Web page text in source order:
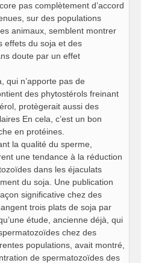
pas complètement d’accord
sur des populations
animaux, semblent montrer
effets du soja et des
doute par un effet
qui n’apporte pas de
des phytostérols freinant
protègerait aussi des
En cela, c’est un bon
en protéines.
la qualité du sperme,
une tendance à la réduction
dans les éjaculats
du soja. Une publication
significative chez des
trois plats de soja par
étude, ancienne déjà, qui
chez des
populations, avait montré,
de spermatozoïdes des